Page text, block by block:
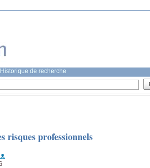
Historique de recherche
risques professionnels